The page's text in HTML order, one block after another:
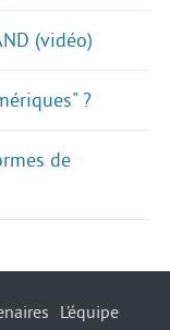
(vidéo)
?
de
L’équipe